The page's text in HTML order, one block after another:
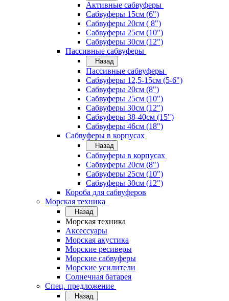
Активные сабвуферы
Сабвуферы 15см (6")
Сабвуферы 20см ( 8")
Сабвуферы 25см (10")
Сабвуферы 30см (12")
Пассивные сабвуферы
Назад
Пассивные сабвуферы
Сабвуферы 12,5-15см (5-6")
Сабвуферы 20см (8")
Сабвуферы 25см (10")
Сабвуферы 30см (12")
Сабвуферы 38-40см (15")
Сабвуферы 46см (18")
Сабвуферы в корпусах
Назад
Сабвуферы в корпусах
Сабвуферы 20см (8")
Сабвуферы 25см (10")
Сабвуферы 30см (12")
Короба для сабвуферов
Морская техника
Назад
Морская техника
Аксессуары
Морская акустика
Морские ресиверы
Морские сабвуферы
Морские усилители
Солнечная батарея
Спец. предложение
Назад